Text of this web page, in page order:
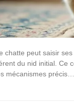
chatte peut saisir
du nid initial. Ce
mécanismes précis…